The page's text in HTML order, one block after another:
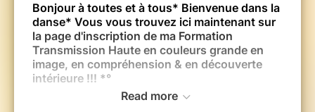
Bonjour à toutes et à tous* Bienvenue dans la
danse* Vous vous trouvez ici maintenant sur
la page d'inscription de ma Formation
Transmission Haute en couleurs grande en
image, en compréhension & en découverte
intérieure !!! *°
*° BIENVENUE DANS LA DANSE, c’est le
Read more